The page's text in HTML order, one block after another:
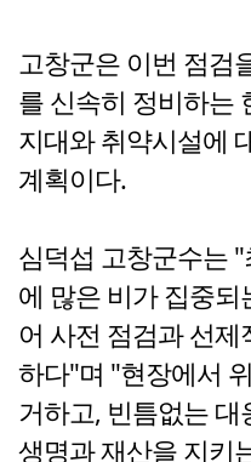
고창군은 이번 점검
를 신속히 정비하는
지대와 취약시설에
계획이다.
심덕섭 고창군수는
에 많은 비가 집중되
어 사전 점검과 선
하다"며 "현장에서
거하고, 빈틈없는
생명과 재산을 지키